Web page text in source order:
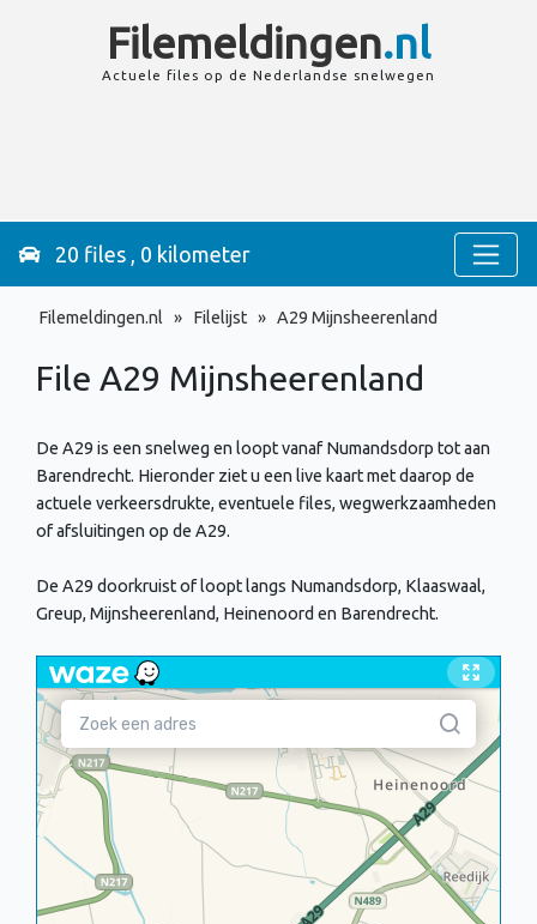
Filemeldingen.nl
Actuele files op de Nederlandse snelwegen
20 files , 0 kilometer
Filemeldingen.nl » Filelijst » A29 Mijnsheerenland
File A29 Mijnsheerenland
De A29 is een snelweg en loopt vanaf Numandsdorp tot aan
Barendrecht. Hieronder ziet u een live kaart met daarop de
actuele verkeersdrukte, eventuele files, wegwerkzaamheden
of afsluitingen op de A29.
De A29 doorkruist of loopt langs Numandsdorp, Klaaswaal,
Greup, Mijnsheerenland, Heinenoord en Barendrecht.